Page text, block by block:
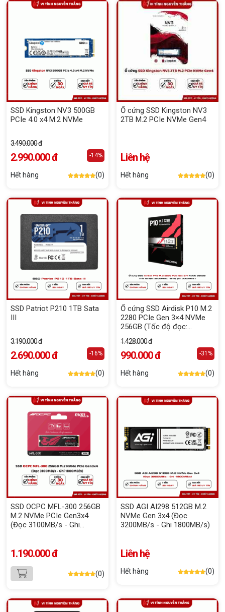
SSD Kingston NV3 500GB
PCIe 4.0 x4 M.2 NVMe
3.490.000 đ
2.990.000 đ -14%
Hết hàng (0)
Ổ cứng SSD Kingston NV3
2TB M.2 PCIe NVMe Gen4
Liên hệ
Hết hàng (0)
SSD Patriot P210 1TB Sata
III
3.190.000 đ
2.690.000 đ -16%
Hết hàng (0)
Ổ cứng SSD Airdisk P10 M.2
2280 PCIe Gen 3×4 NVMe
256GB (Tốc độ đọc:
2500Mb/s )
1.428.000 đ
990.000 đ -31%
Hết hàng (0)
SSD OCPC MFL-300 256GB
M.2 NVMe PCIe Gen3x4
(Đọc 3100MB/s - Ghi
1.190.000 đ
(0)
SSD AGI AI298 512GB M.2
NVMe Gen 3x4 (Đọc
3200MB/s - Ghi 1800MB/s)
Liên hệ
Hết hàng (0)